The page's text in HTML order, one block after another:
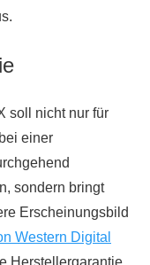
soll nicht nur für
einer
sondern bringt
Erscheinungsbild
Western Digital
Herstellergarantie